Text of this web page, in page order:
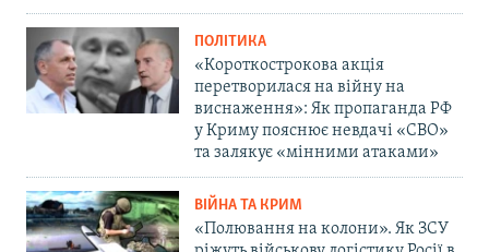
ПОЛІТИКА
«Короткострокова акція
перетворилася на війну на
виснаження»: Як пропаганда РФ
у Криму пояснює невдачі «СВО»
та залякує «мінними атаками»
ВІЙНА ТА КРИМ
«Полювання на колони». Як ЗСУ